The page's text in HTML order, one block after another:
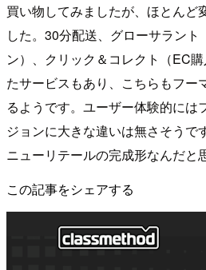
買い物してみましたが、ほとんど
した。30分配送、グローサラント
ン）、クリック＆コレクト（EC
たサービスもあり、こちらもフー
るようです。ユーザー体験的には
ジョンに大きな違いは無さそうで
ニューリテールの完成形なんだと
この記事をシェアする